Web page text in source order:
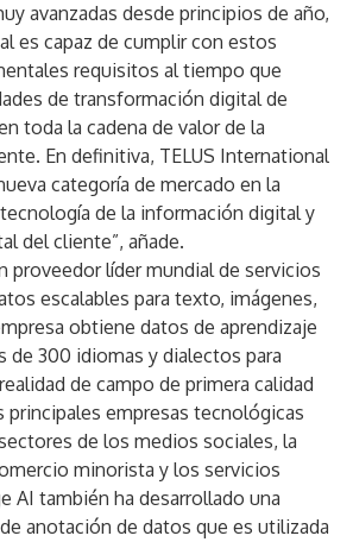
avanzadas desde principios de año,
es capaz de cumplir con estos
requisitos al tiempo que
de transformación digital de
toda la cadena de valor de la
En definitiva, TELUS International
categoría de mercado en la
de la información digital y
del cliente”, añade.
proveedor líder mundial de servicios
escalables para texto, imágenes,
obtiene datos de aprendizaje
de 300 idiomas y dialectos para
de campo de primera calidad
principales empresas tecnológicas
de los medios sociales, la
minorista y los servicios
AI también ha desarrollado una
anotación de datos que es utilizada